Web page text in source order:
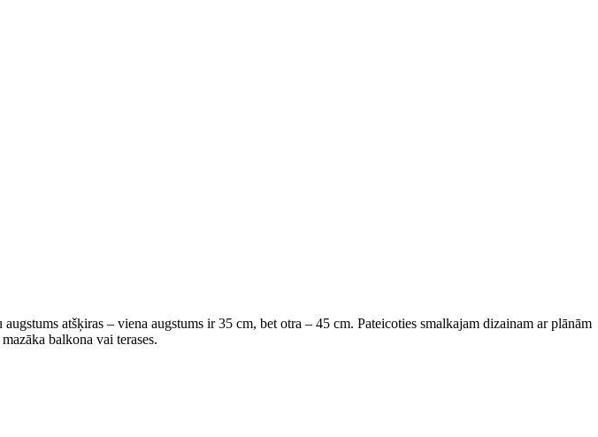
atšķiras – viena augstums ir 35 cm, bet otra – 45 cm. Pateicoties smalkajam dizainam ar plānām
balkona vai terases.